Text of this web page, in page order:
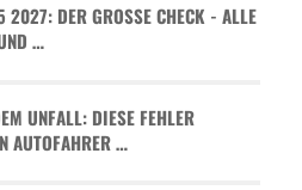
2027: DER GROSSE CHECK - ALLE D
…
UNFALL: DIESE FEHLER
AUTOFAHRER …